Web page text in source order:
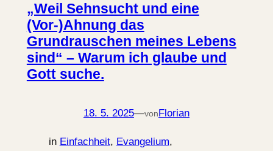
„Weil Sehnsucht und eine
(Vor-)Ahnung das
Grundrauschen meines Lebens
sind“ – Warum ich glaube und
Gott suche.
18. 5. 2025—von Florian
in Einfachheit, Evangelium